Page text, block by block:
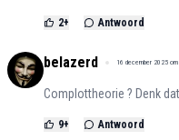
2+ Antwoord
belazerd 16 december 2025
Complottheorie ? Denk
9+ Antwoord